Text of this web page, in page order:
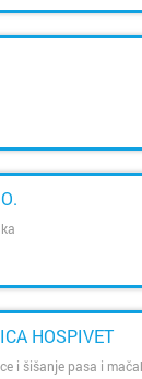
HOSPIVET
i šišanje pasa i